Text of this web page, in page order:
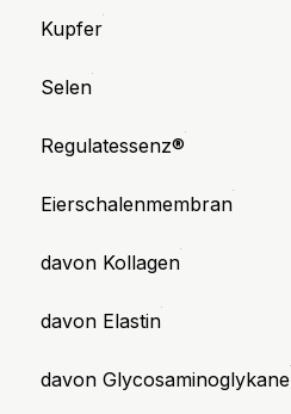
Kupfer
Selen
Regulatessenz®
Eierschalenmembran
davon Kollagen
davon Elastin
davon Glycosaminoglykane